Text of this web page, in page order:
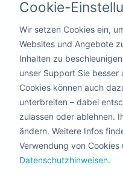
Mitteln nebenbei
Kita & Schule
Warum
Ozon?
Cookie-
Wir setzen Cookies ein,
Websites und Angebote
Inhalten zu
unser Support Sie
Cookies können auch
unterbreiten – dabei
zulassen oder ablehnen.
ändern. Weitere Infos
Verwendung von Cookies
Datenschutzhinweisen.